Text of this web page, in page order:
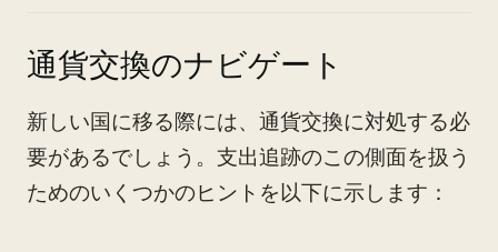
通貨交換のナビゲート
新しい国に移る際には、通貨交換に対処する必
要があるでしょう。支出追跡のこの側面を扱う
ためのいくつかのヒントを以下に示します：